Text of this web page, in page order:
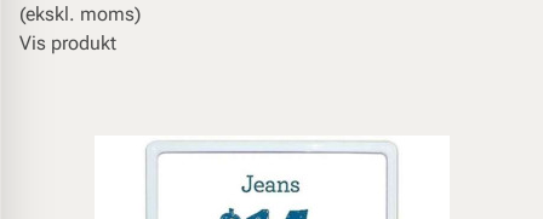
(ekskl. moms)
Vis produkt